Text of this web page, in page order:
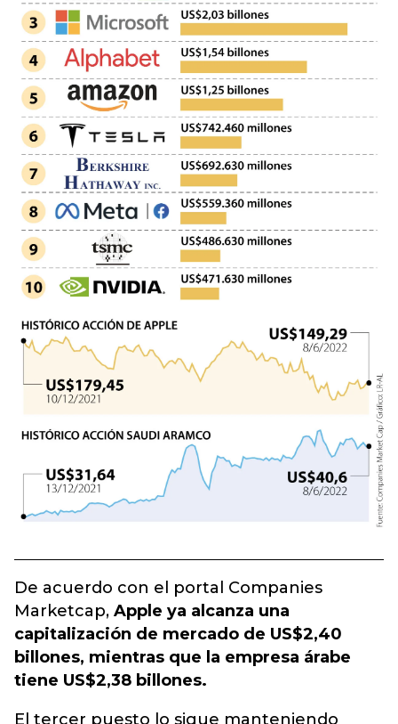
De acuerdo con el portal Companies
Marketcap, Apple ya alcanza una
capitalización de mercado de US$2,40
billones, mientras que la empresa árabe
tiene US$2,38 billones.
El tercer puesto lo sigue manteniendo